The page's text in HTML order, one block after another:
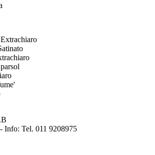
Info: Tel. 011 9208975